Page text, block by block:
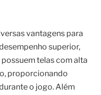
vantagens para
superior,
telas com alta
proporcionando
o jogo. Além